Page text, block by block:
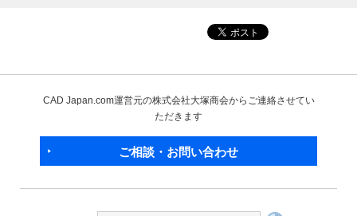
CAD Japan.com運営元の株式会社大塚商会からご連絡させてい
ただきます
ご相談・お問い合わせ